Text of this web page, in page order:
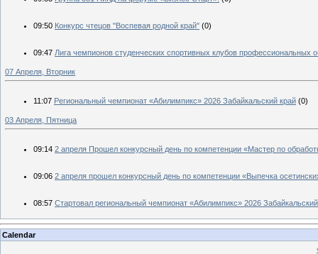
09:50 Конкурс чтецов "Воспевая родной край" (0)
09:47 Лига чемпионов студенческих спортивных клубов профессиональных
07 Апреля, Вторник
11:07 Региональный чемпионат «Абилимпикс» 2026 Забайкальский край (0)
03 Апреля, Пятница
09:14 2 апреля Прошел конкурсный день по компетенции «Мастер по
09:06 2 апреля прошел конкурсный день по компетенции «Выпечка
08:57 Стартовал региональный чемпионат «Абилимпикс» 2026
Calendar